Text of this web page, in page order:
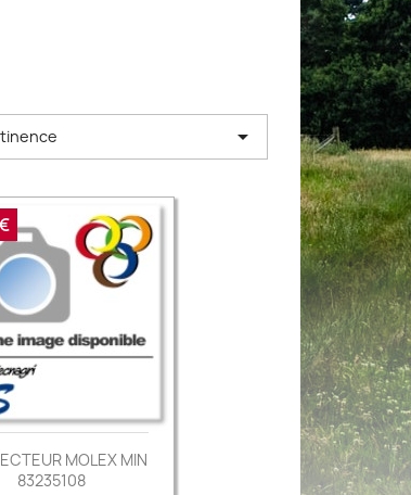

MOLEX MIN
83235108